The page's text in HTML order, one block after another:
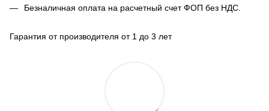
Безналичная оплата на расчетный счет ФОП без НДС.
Гарантия от производителя от 1 до 3 лет